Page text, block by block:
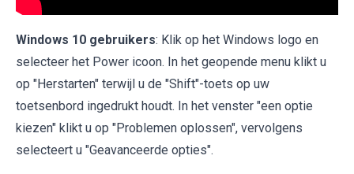
Windows 10 gebruikers: Klik op het Windows logo en
selecteer het Power icoon. In het geopende menu klikt u
op "Herstarten" terwijl u de "Shift"-toets op uw
toetsenbord ingedrukt houdt. In het venster "een optie
kiezen" klikt u op "Problemen oplossen", vervolgens
selecteert u "Geavanceerde opties".